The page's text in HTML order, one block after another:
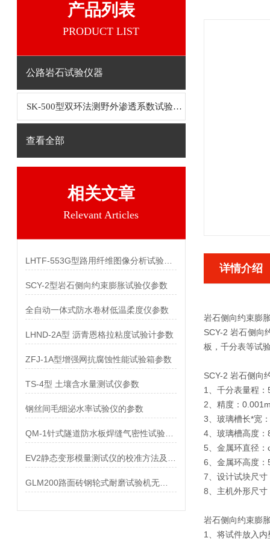
产品列表
PRODUCT LIST
公路岩石试验仪器
SK-500型双环法测野外渗透系数试验装置
查看全部
相关文章
Relevant Articles
SCY-2型岩石侧向约束膨胀试验仪参数
全自动一体式防水卷材低温柔度仪参数
LHND-2A型 沥青恩格拉粘度试验计参数
ZFJ-1A型增强网抗腐蚀性能试验箱参数
TS-4型 土壤含水量测试仪参数
钢丝间毛细泌水率试验仪的参数
详情介绍
岩石侧向约束膨
SCY-2 岩石侧向
板，千分表等试
SCY-2 岩石侧向
1、千分表量程
2、精度：
3、玻璃槽长*宽
4、玻璃槽高度
5、金属环直径
6、金属环高度
7、设计试块尺
8、主机外形尺
岩石侧向约束膨
1、将试件放入